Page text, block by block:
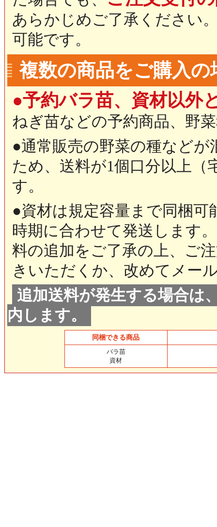
あらかじめご了承ください
可能です。
複数の商品をご購入の
●予約バラ苗、資材以外
ねぎ苗などの予約商品、野
●通常販売の野菜の種など
ため、送料が1個口分以上
す。
●資材は規定容量まで同梱可
時期に合わせて発送します
料の追加をご了承の上、ご
きいただくか、改めてメー
追加送料が発生する場合は
内します。
同梱できる商品
バラ苗
資材